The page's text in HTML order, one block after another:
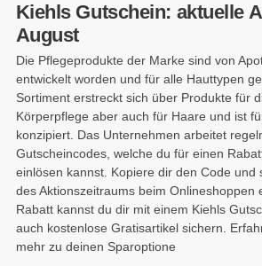
Kiehls Gutschein: aktuelle
August
Die Pflegeprodukte der Marke sind von
entwickelt worden und für alle Hauttypen
Sortiment erstreckt sich über Produkte für
Körperpflege aber auch für Haare und ist
konzipiert. Das Unternehmen arbeitet
Gutscheincodes, welche du für einen
einlösen kannst. Kopiere dir den Code und
des Aktionszeitraums beim Onlineshoppen
Rabatt kannst du dir mit einem Kiehls
auch kostenlose Gratisartikel sichern.
mehr zu deinen Sparoptione